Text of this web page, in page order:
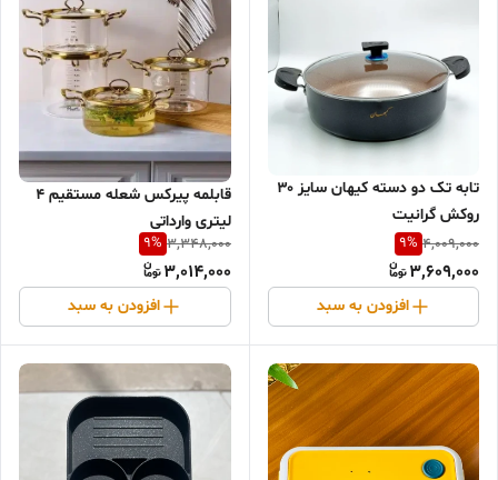
تابه تک دو دسته کیهان سایز ۳۰
روکش گرانیت
4,009,000
9%
3,609,000
افزودن به سبد
قابلمه پیرکس شعله مستقیم ۴
لیتری وارداتی
3,348,000
9%
3,014,000
افزودن به سبد